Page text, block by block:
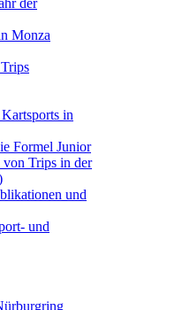
der
Monza
in
Formel Junior
Trips in der
und
und